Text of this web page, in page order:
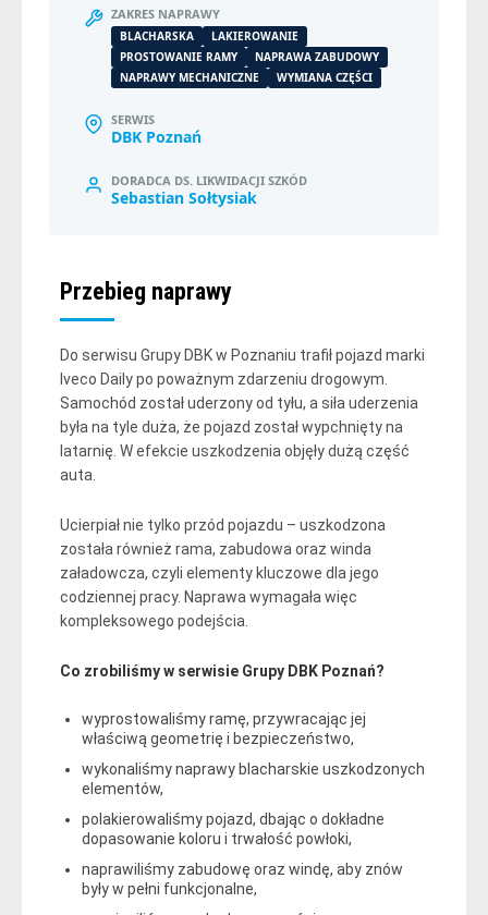
ZAKRES NAPRAWY
BLACHARSKA
LAKIEROWANIE
PROSTOWANIE RAMY
NAPRAWA ZABUDOWY
NAPRAWY MECHANICZNE
WYMIANA CZĘŚCI
SERWIS
DBK Poznań
DORADCA DS. LIKWIDACJI SZKÓD
Sebastian Sołtysiak
Przebieg naprawy
Do serwisu Grupy DBK w Poznaniu trafił pojazd marki
Iveco Daily po poważnym zdarzeniu drogowym.
Samochód został uderzony od tyłu, a siła uderzenia
była na tyle duża, że pojazd został wypchnięty na
latarnię. W efekcie uszkodzenia objęły dużą część
auta.
Ucierpiał nie tylko przód pojazdu – uszkodzona
została również rama, zabudowa oraz winda
załadowcza, czyli elementy kluczowe dla jego
codziennej pracy. Naprawa wymagała więc
kompleksowego podejścia.
Co zrobiliśmy w serwisie Grupy DBK Poznań?
wyprostowaliśmy ramę, przywracając jej
właściwą geometrię i bezpieczeństwo,
wykonaliśmy naprawy blacharskie uszkodzonych
elementów,
polakierowaliśmy pojazd, dbając o dokładne
dopasowanie koloru i trwałość powłoki,
naprawiliśmy zabudowę oraz windę, aby znów
były w pełni funkcjonalne,